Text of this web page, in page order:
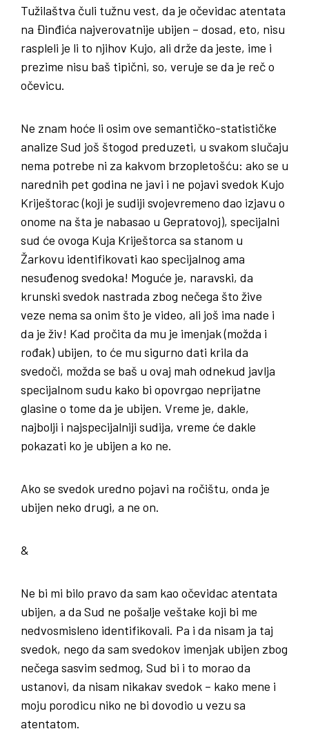
Tužilaštva čuli tužnu vest, da je očevidac atentata
na Đinđića najverovatnije ubijen – dosad, eto, nisu
raspleli je li to njihov Kujo, ali drže da jeste, ime i
prezime nisu baš tipični, so, veruje se da je reč o
očevicu.
Ne znam hoće li osim ove semantičko-statističke
analize Sud još štogod preduzeti, u svakom slučaju
nema potrebe ni za kakvom brzopletošću: ako se u
narednih pet godina ne javi i ne pojavi svedok Kujo
Kriještorac (koji je sudiji svojevremeno dao izjavu o
onome na šta je nabasao u Gepratovoj), specijalni
sud će ovoga Kuja Kriještorca sa stanom u
Žarkovu identifikovati kao specijalnog ama
nesuđenog svedoka! Moguće je, naravski, da
krunski svedok nastrada zbog nečega što žive
veze nema sa onim što je video, ali još ima nade i
da je živ! Kad pročita da mu je imenjak (možda i
rođak) ubijen, to će mu sigurno dati krila da
svedoči, možda se baš u ovaj mah odnekud javlja
specijalnom sudu kako bi opovrgao neprijatne
glasine o tome da je ubijen. Vreme je, dakle,
najbolji i najspecijalniji sudija, vreme će dakle
pokazati ko je ubijen a ko ne.
Ako se svedok uredno pojavi na ročištu, onda je
ubijen neko drugi, a ne on.
&
Ne bi mi bilo pravo da sam kao očevidac atentata
ubijen, a da Sud ne pošalje veštake koji bi me
nedvosmisleno identifikovali. Pa i da nisam ja taj
svedok, nego da sam svedokov imenjak ubijen zbog
nečega sasvim sedmog, Sud bi i to morao da
ustanovi, da nisam nikakav svedok – kako mene i
moju porodicu niko ne bi dovodio u vezu sa
atentatom.